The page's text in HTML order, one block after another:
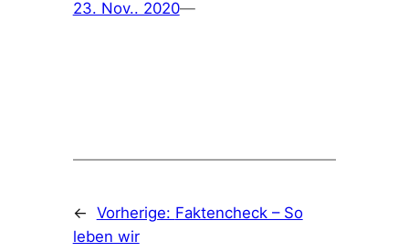
23. Nov.. 2020—
← Vorherige: Faktencheck – So
leben wir